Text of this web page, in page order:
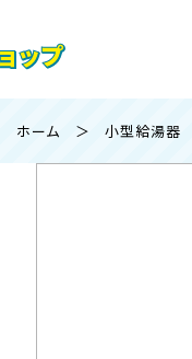
い合わせはこちら
ホーム ＞小型給湯器